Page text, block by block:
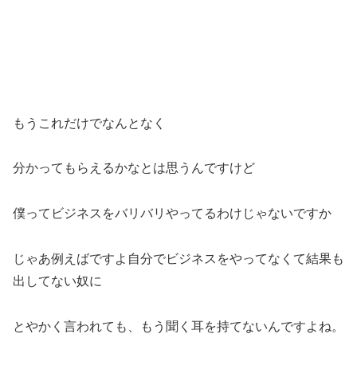
もうこれだけでなんとなく
分かってもらえるかなとは思うんですけど
僕ってビジネスをバリバリやってるわけじゃないですか
じゃあ例えばですよ自分でビジネスをやってなくて結果も
出してない奴に
とやかく言われても、もう聞く耳を持てないんですよね。